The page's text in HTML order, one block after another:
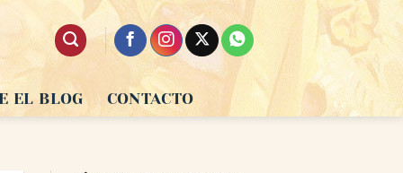
EL BLOG CONTACTO